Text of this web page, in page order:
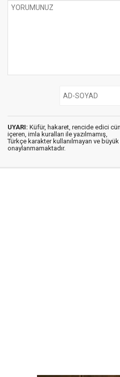
UYARI: Küfür, hakaret, rencide edici
içeren, imla kuralları ile yazılmamış,
Türkçe karakter kullanılmayan ve
onaylanmamaktadır.